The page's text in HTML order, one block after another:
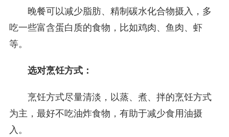
晚餐可以减少脂肪、精制碳水化合物摄入，多
吃一些富含蛋白质的食物，比如鸡肉、鱼肉、虾
等。
选对烹饪方式：
烹饪方式尽量清淡，以蒸、煮、拌的烹饪方式
为主，最好不吃油炸食物，有助于减少食用油摄
入。